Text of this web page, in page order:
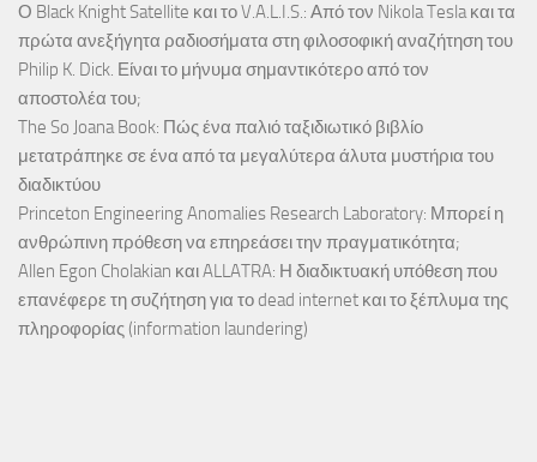
Ο Black Knight Satellite και το V.A.L.I.S.: Από τον Nikola Tesla και τα
πρώτα ανεξήγητα ραδιοσήματα στη φιλοσοφική αναζήτηση του
Philip K. Dick. Είναι το μήνυμα σημαντικότερο από τον
αποστολέα του;
The So Joana Book: Πώς ένα παλιό ταξιδιωτικό βιβλίο
μετατράπηκε σε ένα από τα μεγαλύτερα άλυτα μυστήρια του
διαδικτύου
Princeton Engineering Anomalies Research Laboratory: Μπορεί η
ανθρώπινη πρόθεση να επηρεάσει την πραγματικότητα;
Allen Egon Cholakian και ALLATRA: Η διαδικτυακή υπόθεση που
επανέφερε τη συζήτηση για το dead internet και το ξέπλυμα της
πληροφορίας (information laundering)